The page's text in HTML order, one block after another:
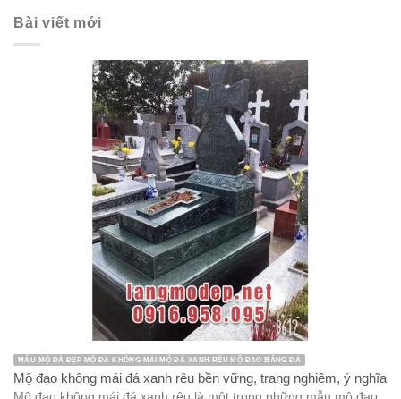
Bài viết mới
MẪU MỘ ĐÁ ĐẸP MỘ ĐÁ KHÔNG MÁI MỘ ĐÁ XANH RÊU MỘ ĐẠO BẰNG ĐÁ
Mộ đạo không mái đá xanh rêu bền vững, trang nghiêm, ý nghĩa